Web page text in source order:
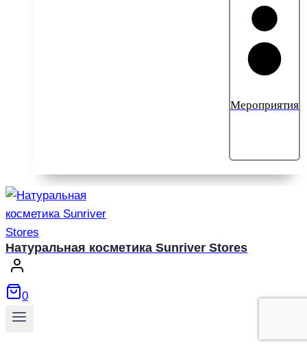
Мероприятия
Натуральная косметика Sunriver Stores
0